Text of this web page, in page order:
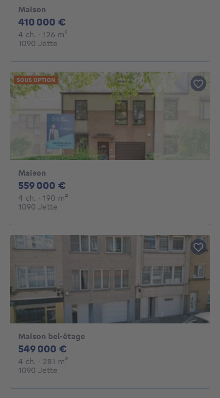
Maison
410 000 €
4 ch. 4 chambres
· 126 m²
1090 Jette
Maison
559 000 €
4 ch. 4 chambres
· 190 m²
1090 Jette
SOUS OPTION
Maison bel-étage
549 000 €
4 ch. 4 chambres
· 281 m²
1090 Jette